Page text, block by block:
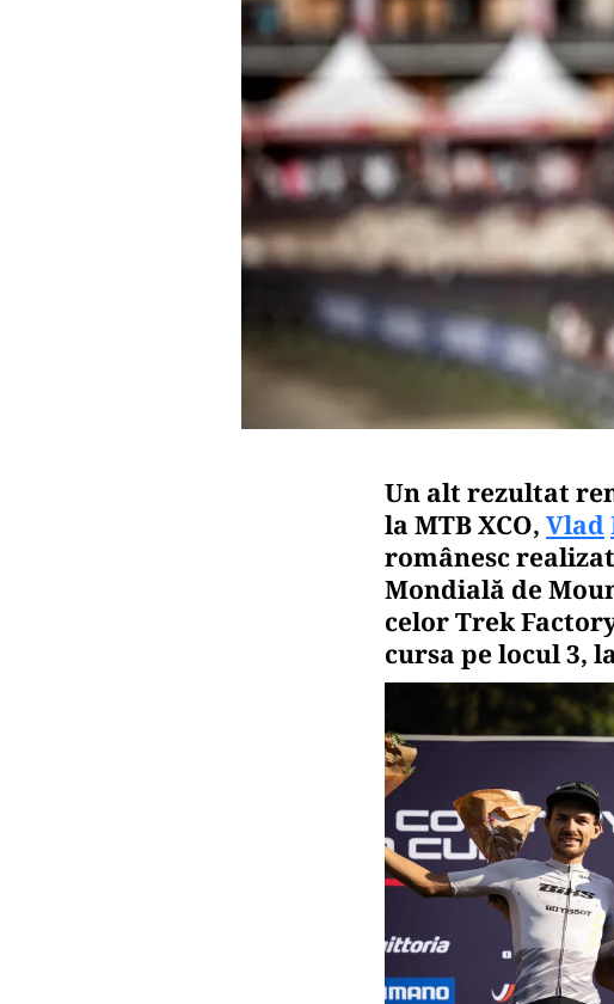
Un alt rezultat
la MTB XCO, Vlad
românesc
Mondială de
celor Trek
cursa pe locul 3,